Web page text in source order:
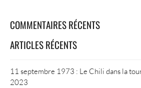
COMMENTAIRES RÉCENTS
ARTICLES RÉCENTS
11 septembre 1973 : Le Chili dans la
2023